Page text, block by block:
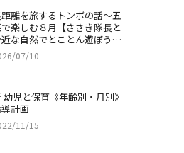
離を旅するトンボの話～五
楽しむ８月【ささき隊長と
な自然でとことん遊ぼう！
】07/10
幼児と保育《年齢別・月別》
計画
11/15